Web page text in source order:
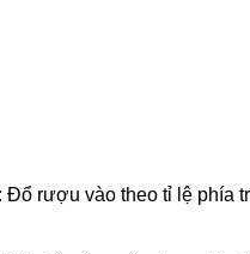
Đổ rượu vào theo tỉ lệ phía